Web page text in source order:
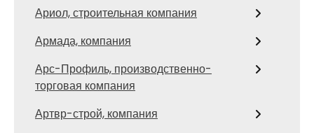
Ариол, строительная компания
Армада, компания
Арс-Профиль, производственно-
торговая компания
Артвр-строй, компания